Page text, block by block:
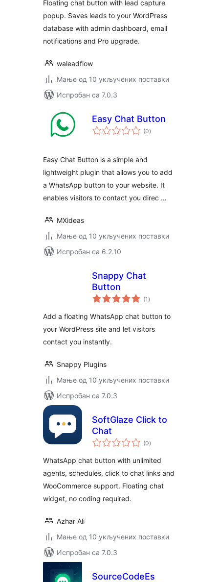
Floating chat button with lead capture
popup. Saves leads to your WordPress
database with admin dashboard, email
notifications and Pro upgrade.
waleadflow
Мање од 10 укључених поставки
Испробан са 7.0.3
Easy Chat Button
(0укупних
оцена
)
Easy Chat Button is a simple and
lightweight plugin that allows you to add
a WhatsApp button to your website. It
enables visitors to contact you direc …
MXideas
Мање од 10 укључених поставки
Испробан са 6.2.10
Snappy Chat
Button
(1 укупних
оцена
)
Add a floating WhatsApp chat button to
your WordPress site and let visitors
contact you instantly.
Snappy Plugins
Мање од 10 укључених поставки
Испробан са 7.0.3
SoftGlaze Click to
Chat
(0укупних
оцена
)
WhatsApp chat button with unlimited
agents, schedules, click to chat links and
WooCommerce support. Floating chat
widget, no coding required.
Azhar Ali
Мање од 10 укључених поставки
Испробан са 7.0.3
SourceCodeEs